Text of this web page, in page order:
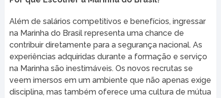
Além de salários competitivos e benefícios, ingressar
na Marinha do Brasil representa uma chance de
contribuir diretamente para a segurança nacional. As
experiências adquiridas durante a formação e serviço
na Marinha são inestimáveis. Os novos recrutas se
veem imersos em um ambiente que não apenas exige
disciplina, mas também oferece uma cultura de mútua